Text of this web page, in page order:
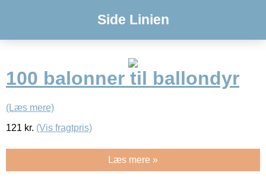
Side Linien
100 balonner til ballondyr
(Læs mere)
121 kr. (Vis fragtpris)
Læs mere »